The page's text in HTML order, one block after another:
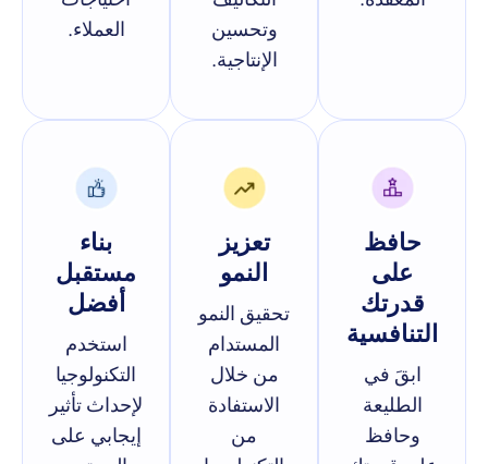
وتحسين
الإنتاجية.
العملاء.
حافظ
على
قدرتك
التنافسية
ابقَ في
الطليعة
وحافظ
تعزيز
النمو
تحقيق النمو
المستدام
من خلال
الاستفادة
من
بناء
مستقبل
أفضل
استخدم
التكنولوجيا
لإحداث تأثير
إيجابي على